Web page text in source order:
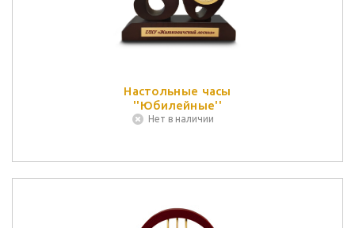
Настольные часы
''Юбилейные''
Нет в наличии